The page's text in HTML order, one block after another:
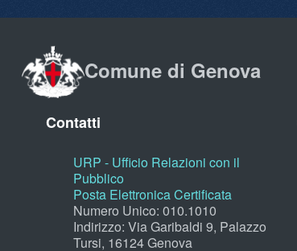
Comune di Genova
Contatti
URP - Ufficio Relazioni con il
Pubblico
Posta Elettronica Certificata
Numero Unico: 010.1010
Indirizzo: Via Garibaldi 9, Palazzo
Tursi, 16124 Genova